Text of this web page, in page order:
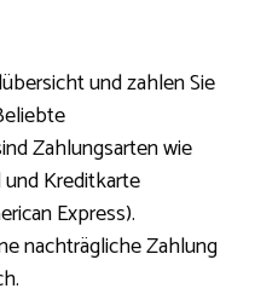
und zahlen Sie
Zahlungsarten wie
und Kreditkarte
Express).
nachträgliche Zahlung